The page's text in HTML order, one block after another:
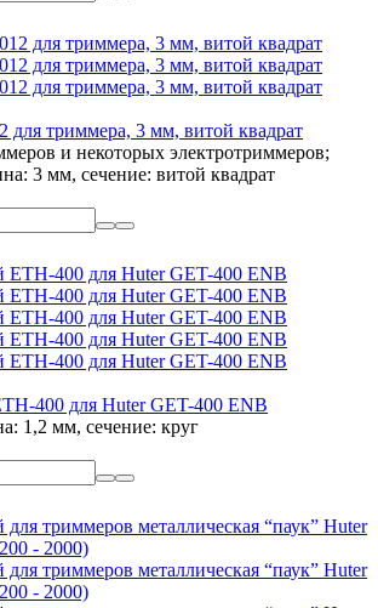
для триммера, 3 мм, витой квадрат
и некоторых электротриммеров;
3 мм, сечение: витой квадрат
400 для Huter GET-400 ENB
1,2 мм, сечение: круг